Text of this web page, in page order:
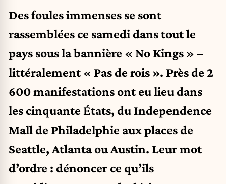
Des foules immenses se sont
rassemblées ce samedi dans tout le
pays sous la bannière « No Kings » –
littéralement « Pas de rois ». Près de 2
600 manifestations ont eu lieu dans
les cinquante États, du Independence
Mall de Philadelphie aux places de
Seattle, Atlanta ou Austin. Leur mot
d’ordre : dénoncer ce qu’ils